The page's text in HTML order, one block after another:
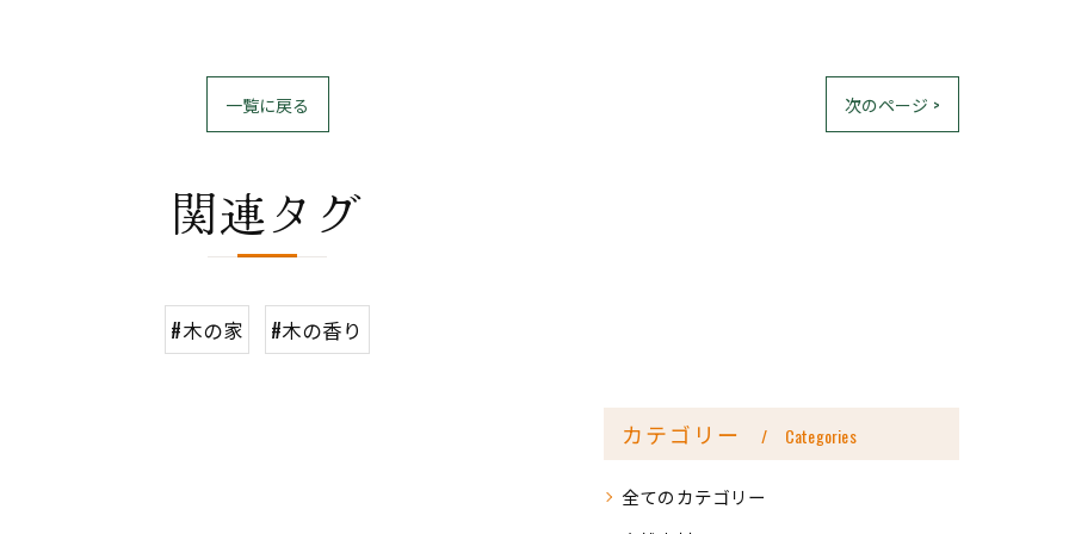
一覧に戻る 次のページ >
関連タグ
#木の家 #木の香り
カテゴリー Categories
全てのカテゴリー